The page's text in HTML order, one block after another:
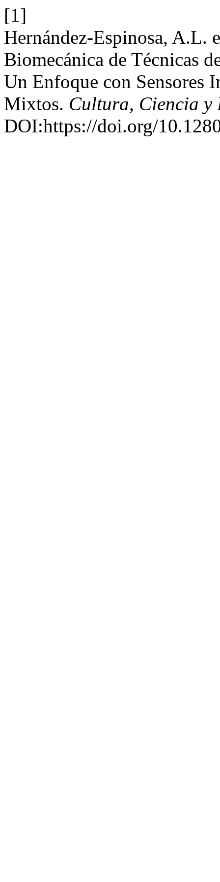
[1]
Hernández-Espinosa, A.L.
Biomecánica de Técnicas
Un Enfoque con Sensores
Mixtos. Cultura, Ciencia y
DOI:https://doi.org/